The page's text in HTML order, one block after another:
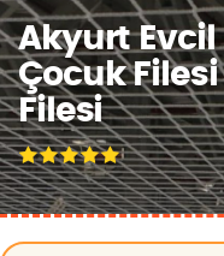
Akyurt
Çocuk
Filesi